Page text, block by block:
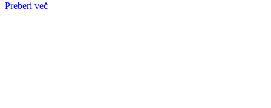
Preberi več